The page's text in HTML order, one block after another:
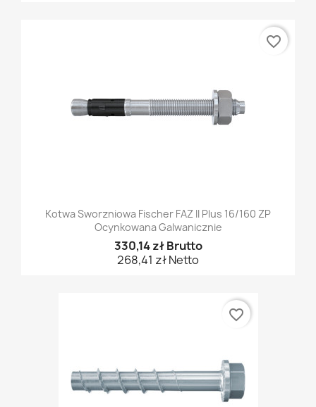
Kotwa Sworzniowa Fischer FAZ II Plus 16/160 ZP
Ocynkowana Galwanicznie
330,14 zł Brutto
268,41 zł Netto
favorite_border
favorite_border